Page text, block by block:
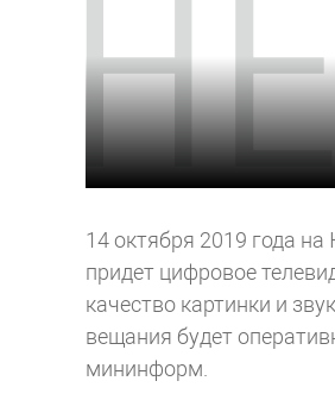
14 октября 2019 года
придет цифровое
качество картинки и
вещания будет
мининформ.